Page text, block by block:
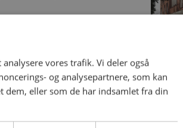
kunstnere, der
professionelle
der
vores trafik. Vi deler også
og analysepartnere, som kan
dem, eller som de har indsamlet fra din